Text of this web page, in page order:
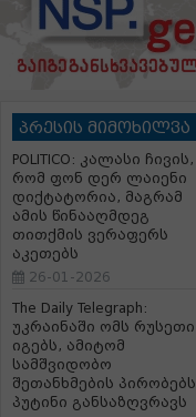
პრესის მიმოხილვა
POLITICO: კალასი ჩივის,
რომ ფონ დერ ლაიენი
დიქტატორია, მაგრამ
ამის წინააღმდეგ
თითქმის ვერაფერს
აკეთებს
26-01-2026
The Daily Telegraph:
უკრაინაში ომს რუსეთი
იგებს, ამიტომ
სამშვიდობო
შეთანხმების პირობებს
პუტინი განსაზღვრავს